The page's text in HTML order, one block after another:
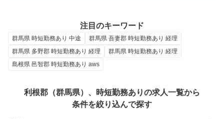
注目のキーワード
群馬県 時短勤務あり 中途
群馬県 吾妻郡 時短勤務あり 経理
群馬県 多野郡 時短勤務あり 経理
群馬県 時短勤務あり 経理
島根県 邑智郡 時短勤務あり aws
利根郡（群馬県）、時短勤務ありの求人一覧から
条件を絞り込んで探す